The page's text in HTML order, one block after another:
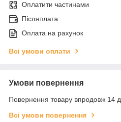
Оплатити частинами
Післяплата
Оплата на рахунок
Всі умови оплати
Умови повернення
Повернення товару впродовж 14
Всі умови повернення